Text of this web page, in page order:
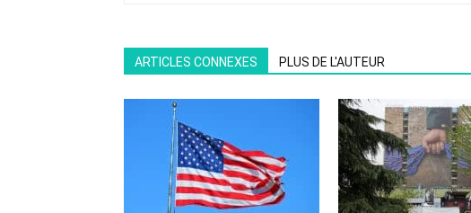
ARTICLES CONNEXES PLUS DE L'AUTEUR